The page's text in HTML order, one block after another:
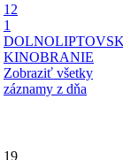
12
1
KINOBRANIE
Zobraziť všetky
záznamy z dňa
19